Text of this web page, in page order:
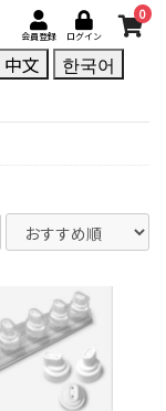
会員登録 ログイン
0
中文
한국어